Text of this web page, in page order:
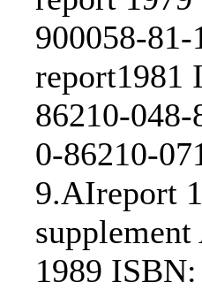
900058-
report1981
86210-
0-86210-
9.AIreport
1989